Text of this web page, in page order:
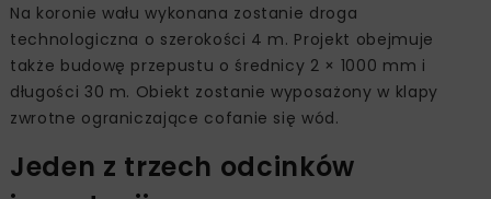
Na koronie wału wykonana zostanie droga
technologiczna o szerokości 4 m. Projekt obejmuje
także budowę przepustu o średnicy 2 × 1000 mm i
długości 30 m. Obiekt zostanie wyposażony w klapy
zwrotne ograniczające cofanie się wód.
Jeden z trzech odcinków